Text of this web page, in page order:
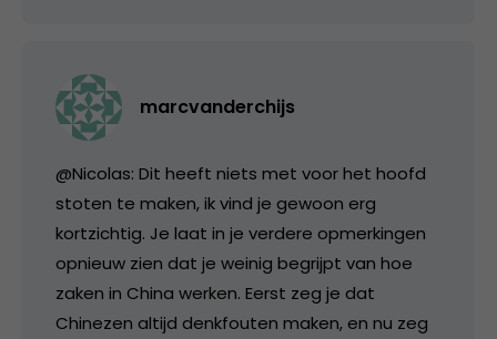
marcvanderchijs
@Nicolas: Dit heeft niets met voor het hoofd
stoten te maken, ik vind je gewoon erg
kortzichtig. Je laat in je verdere opmerkingen
opnieuw zien dat je weinig begrijpt van hoe
zaken in China werken. Eerst zeg je dat
Chinezen altijd denkfouten maken, en nu zeg